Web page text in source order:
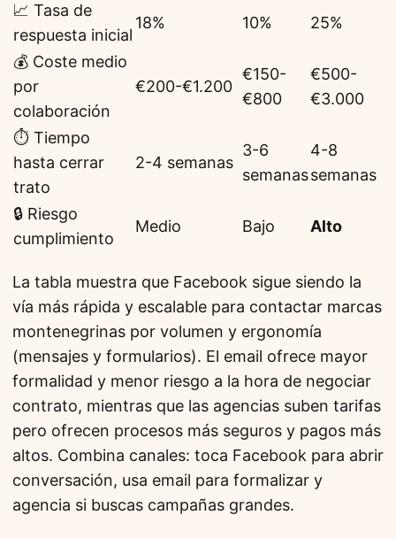
📈 Tasa de
respuesta inicial
18% 10% 25%
💰 Coste medio
por
colaboración
€200-€1.200
€150-
€800
€500-
€3.000
⏱️ Tiempo
hasta cerrar
trato
2-4 semanas
3-6
semanas
4-8
semanas
🔒 Riesgo
cumplimiento
Medio Bajo Alto
La tabla muestra que Facebook sigue siendo la
vía más rápida y escalable para contactar marcas
montenegrinas por volumen y ergonomía
(mensajes y formularios). El email ofrece mayor
formalidad y menor riesgo a la hora de negociar
contrato, mientras que las agencias suben tarifas
pero ofrecen procesos más seguros y pagos más
altos. Combina canales: toca Facebook para abrir
conversación, usa email para formalizar y
agencia si buscas campañas grandes.